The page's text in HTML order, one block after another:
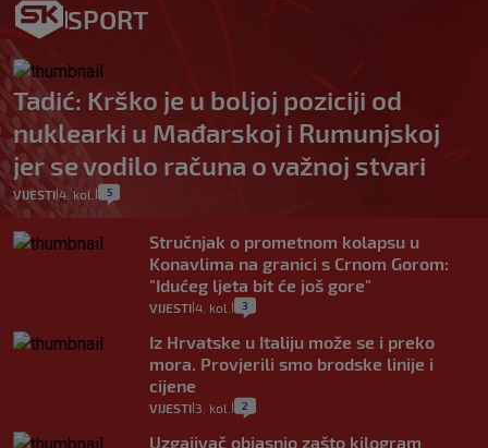
SPORT
Tadić: Krško je u boljoj poziciji od
nuklearki u Mađarskoj i Rumunjskoj
jer se vodilo računa o važnoj stvari
VIJESTI 4. kol. 5
Stručnjak o prometnom kolapsu u
Konavlima na granici s Crnom Gorom:
"Idućeg ljeta bit će još gore"
VIJESTI 4. kol. 3
Iz Hrvatske u Italiju može se i preko
mora. Provjerili smo brodske linije i
cijene
VIJESTI 3. kol. 2
Uzgajivač objasnio zašto kilogram